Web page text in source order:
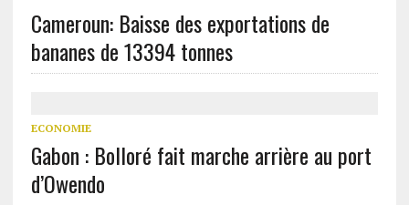
Cameroun: Baisse des exportations de
bananes de 13394 tonnes
ECONOMIE
Gabon : Bolloré fait marche arrière au port
d’Owendo